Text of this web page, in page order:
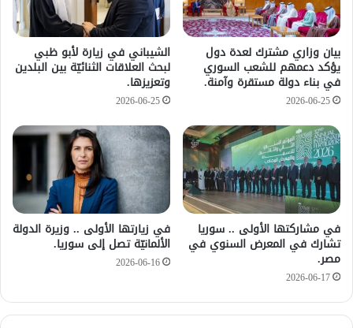
بيان وزاري مشترك لعدة دول
يؤكد دعمهم للشعب السوري
في بناء دولة مستقرة وآمنة.
2026-06-25
الشيباني في زيارة لأبو ظبي
لبحث العلاقات الثنائيّة بين البلدين
وتعزيزها.
2026-06-25
في مشاركتها الأولى .. سوريا
تشارك في المعرض السنوي في
مصر.
2026-06-17
في زيارتها الأولى .. وزيرة الدولة
الألمانيّة تصل إلى سوريا.
2026-06-16